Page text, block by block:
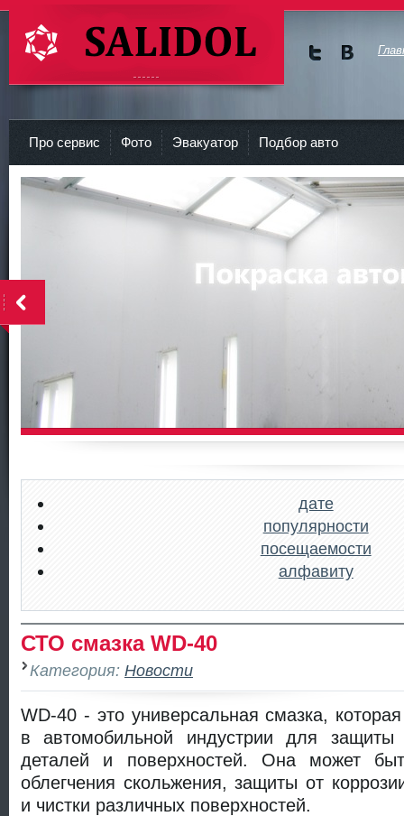
СТО Салидол | salidol в СПб и ЛО
Про сервис Фото Эвакуатор Подбор авто
дате
популярности
посещаемости
алфавиту
СТО смазка WD-40
Категория: Новости
WD-40 - это универсальная смазка,
в автомобильной индустрии для
деталей и поверхностей. Она может
облегчения скольжения, защиты от
и чистки различных поверхностей.